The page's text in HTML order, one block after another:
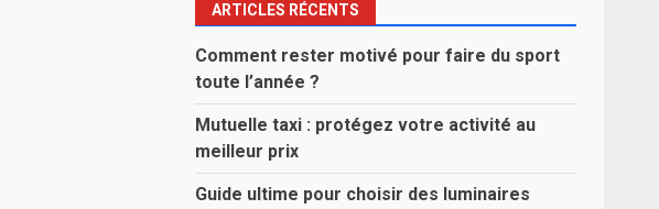
ARTICLES RÉCENTS
Comment rester motivé pour faire du sport
toute l’année ?
Mutuelle taxi : protégez votre activité au
meilleur prix
Guide ultime pour choisir des luminaires